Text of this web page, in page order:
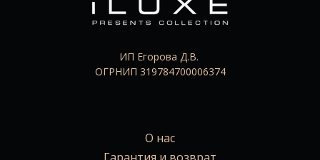
ИП Егорова Д.В.
ОГРНИП 319784700006374
О нас